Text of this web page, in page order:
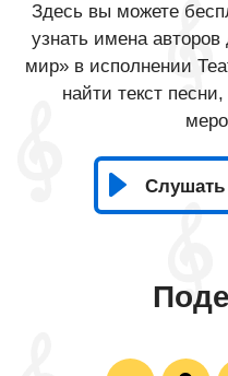
Здесь вы можете
узнать имена авторов
мир» в исполнении
найти текст
Слушать